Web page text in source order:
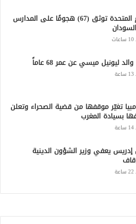
الأمم المتحدة توثق (67) هجومًا على المدارس
ليونيل ميسي عن عمر 68 عاماً
تغيّر موقفها من قضية الصحراء وتعلن
بسيادة المغرب
يعفي وزير الشؤون الدينية